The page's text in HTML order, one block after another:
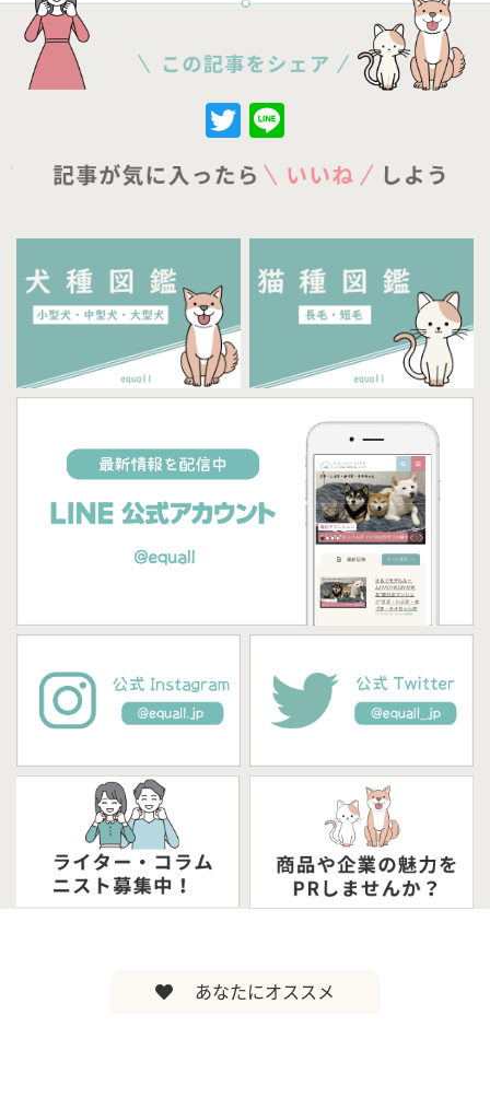
Twitter
あなたにオススメ